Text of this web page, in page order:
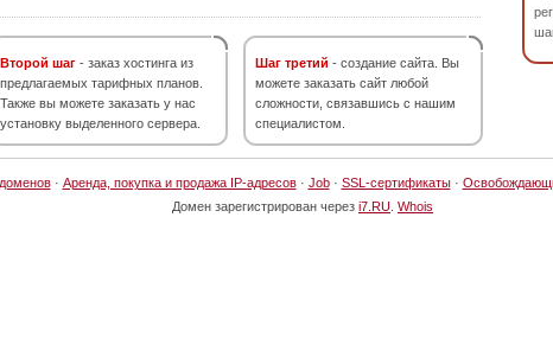
Второй шаг - заказ хостинга из
предлагаемых тарифных планов.
Также вы можете заказать у нас
установку выделенного сервера.
Шаг третий - создание сайта. Вы
можете заказать сайт любой
сложности, связавшись с нашим
специалистом.
· Аренда, покупка и продажа IP-адресов· Job· SSL-сертификаты·
Домен зарегистрирован через i7.RU Whois